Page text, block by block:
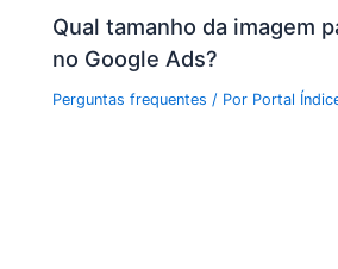
Qual tamanho da imagem
no Google Ads?
Perguntas frequentes / Por Portal